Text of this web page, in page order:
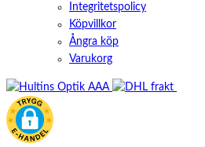
Integritetspolicy
Köpvillkor
Ångra köp
Varukorg